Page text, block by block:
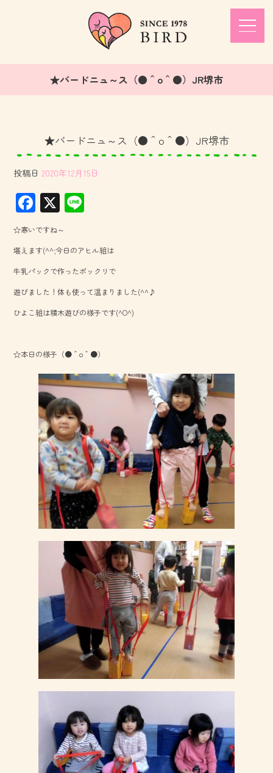
★バードニュ～ス（●＾o＾●）JR堺市
★バードニュ～ス（●＾o＾●）JR堺市
投稿日 2020年12月15日
F
ac
e
b
o
ok
X
☆寒いですね～
堪えます(^^;今日のアヒル組は
牛乳パックで作ったポックリで
遊びました！体も使って温まりました(^^♪
ひよこ組は積木遊びの様子です(^O^)
☆本日の様子（●＾o＾●）